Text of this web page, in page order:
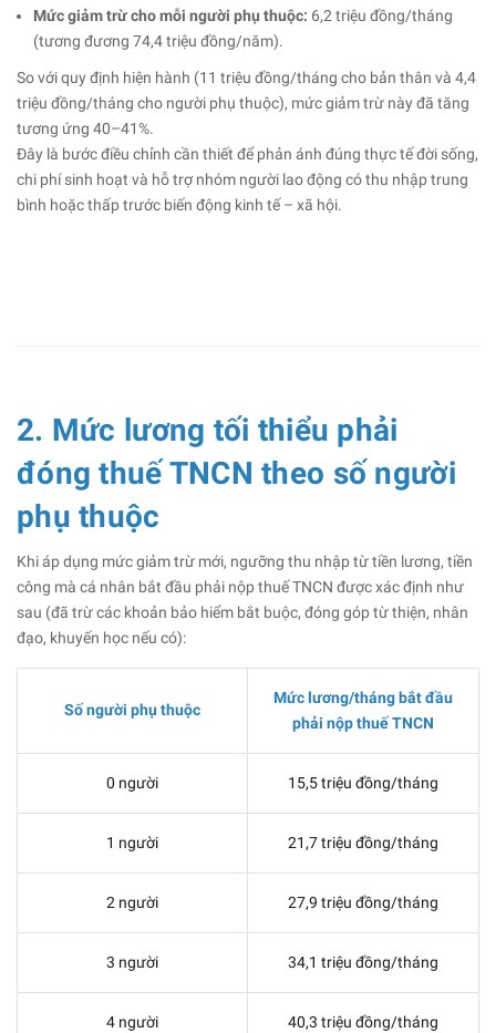
Mức giảm trừ cho mỗi người phụ thuộc: 6,2 triệu đồng/tháng
(tương đương 74,4 triệu đồng/năm).
So với quy định hiện hành (11 triệu đồng/tháng cho bản thân và 4,4
triệu đồng/tháng cho người phụ thuộc), mức giảm trừ này đã tăng
tương ứng 40–41%.
Đây là bước điều chỉnh cần thiết để phản ánh đúng thực tế đời sống,
chi phí sinh hoạt và hỗ trợ nhóm người lao động có thu nhập trung
bình hoặc thấp trước biến động kinh tế – xã hội.
2. Mức lương tối thiểu phải
đóng thuế TNCN theo số người
phụ thuộc
Khi áp dụng mức giảm trừ mới, ngưỡng thu nhập từ tiền lương, tiền
công mà cá nhân bắt đầu phải nộp thuế TNCN được xác định như
sau (đã trừ các khoản bảo hiểm bắt buộc, đóng góp từ thiện, nhân
đạo, khuyến học nếu có):
Số người phụ thuộc
Mức lương/tháng bắt đầu
phải nộp thuế TNCN
0 người 15,5 triệu đồng/tháng
1 người 21,7 triệu đồng/tháng
2 người 27,9 triệu đồng/tháng
3 người 34,1 triệu đồng/tháng
4 người 40,3 triệu đồng/tháng